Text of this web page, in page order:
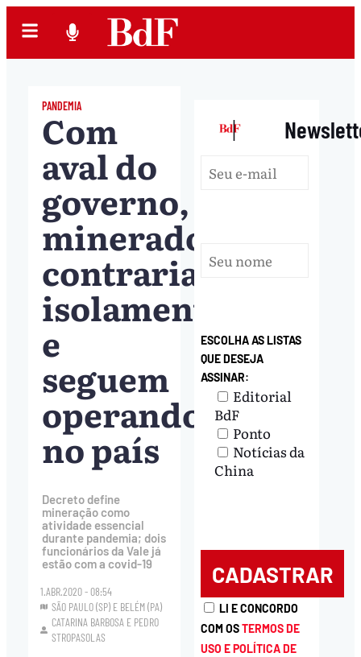
PANDEMIA
Com
aval do
governo,
mineradoras
contrariam
isolamento
e
seguem
operando
no país
Decreto define
mineração como
atividade essencial
durante pandemia; dois
funcionários da Vale já
estão com a covid-19
1.ABR.2020 - 08:54
SÃO PAULO (SP) E BELÉM (PA)
CATARINA BARBOSA E PEDRO
STROPASOLAS
|
ESCOLHA AS LISTAS
QUE DESEJA
ASSINAR:
Editorial
BdF
Ponto
Notícias da
China
LI E CONCORDO
COM OSTERMOS DE
USO E POLÍTICA DE